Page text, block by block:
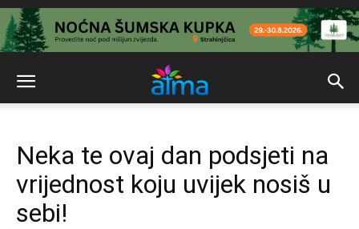
Neka te ovaj dan podsjeti na
vrijednost koju uvijek nosiš u
sebi!